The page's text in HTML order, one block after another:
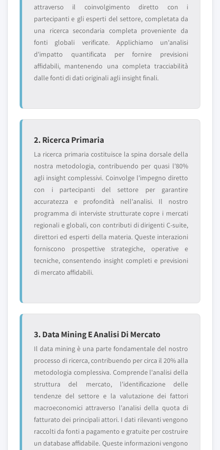
attraverso il coinvolgimento diretto con i
partecipanti e gli esperti del settore, completata da
una ricerca secondaria completa proveniente da
fonti globali verificate. Applichiamo un'analisi
d'impatto quantificata per fornire previsioni
affidabili, mantenendo una completa tracciabilità
dalle fonti di dati originali agli insight finali.
2. Ricerca Primaria
La ricerca primaria costituisce la spina dorsale della
nostra metodologia, contribuendo per quasi l'80%
agli insight complessivi. Coinvolge l'impegno diretto
con i partecipanti del settore per garantire
accuratezza e profondità nell'analisi. Il nostro
programma di interviste strutturate copre i mercati
regionali e globali, con contributi di dirigenti C-suite,
direttori ed esperti della materia. Queste interazioni
forniscono prospettive strategiche, operative e
tecniche, consentendo insight completi e previsioni
di mercato affidabili.
3. Data Mining E Analisi Di Mercato
Il data mining è una parte fondamentale del nostro
processo di ricerca, contribuendo per circa il 20% alla
metodologia complessiva. Comprende l'analisi della
struttura del mercato, l'identificazione delle
tendenze del settore e la valutazione dei fattori
macroeconomici attraverso l'analisi della quota di
fatturato dei principali attori. I dati rilevanti vengono
raccolti da fonti a pagamento e gratuite per costruire
un database affidabile. Queste informazioni vengono